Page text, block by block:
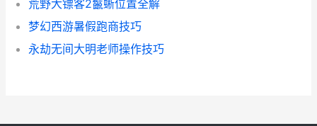
荒野大镖客2鬣蜥位置全解
梦幻西游暑假跑商技巧
永劫无间大明老师操作技巧